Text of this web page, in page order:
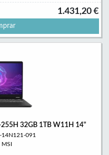
1.431,20 €
32GB 1TB W11H 14"
14N121-091
MSI